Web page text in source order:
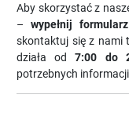
Aby skorzystać z
– wypełnij
skontaktuj się z nami
działa od7:00 do
potrzebnych